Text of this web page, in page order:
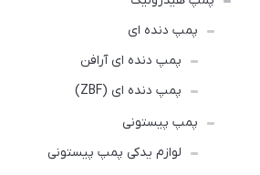
پمپ دنده ای
پمپ دنده ای آرافن
پمپ دنده ای (ZBF)
پمپ پیستونی
لوازم یدکی پمپ پیستونی